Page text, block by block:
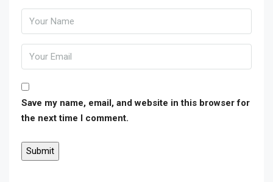
Save my name, email, and website in this browser for
the next time I comment.